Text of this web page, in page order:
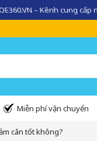
– Kênh cung
Miễn phí vận chuyển
cân tốt không?